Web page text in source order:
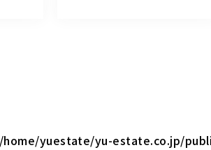
/home/yuestate/yu-estate.co.jp/